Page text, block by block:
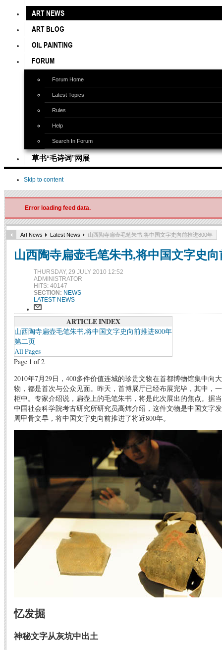
ART NEWS
ART BLOG
OIL PAINTING
FORUM
Forum Home
Latest Topics
Rules
Help
Search In Forum
草书“毛诗词”网展
Skip to content
Error loading feed data.
Art News Latest News 山西陶寺扁壶毛笔朱书,将中国文字史向前推进800年
山西陶寺扁壶毛笔朱书,将中国文字史
THURSDAY, 29 JULY 2010 12:52
ADMINISTRATOR
HITS: 40147
SECTION: NEWS -
LATEST NEWS
ARTICLE INDEX
山西陶寺扁壶毛笔朱书,将中国文字史向前推进800年
第二页
All Pages
Page 1 of 2
2010年7月29日，400多件价值连城的珍贵文物在首都博物馆集中向
物，都是首次与公众见面。昨天，首博展厅已经布展完毕，其中，
柜中。专家介绍说，扁壶上的毛笔朱书，将是此次展出的焦点。据
中国社会科学院考古研究所研究员高炜介绍，这件文物是中国文字
周甲骨文早，将中国文字史向前推进了将近800年。
忆发掘
神秘文字从灰坑中出土